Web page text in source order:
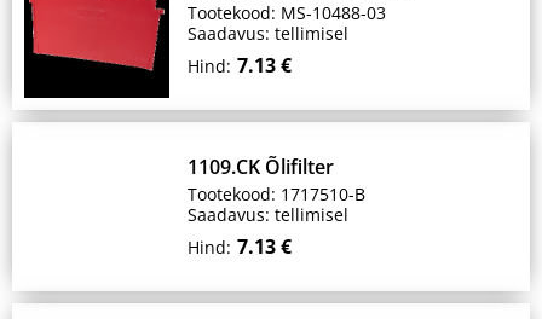
Tootekood: MS-10488-03
Saadavus: tellimisel
Hind: 7.13 €
1109.CK Õlifilter
Tootekood: 1717510-B
Saadavus: tellimisel
Hind: 7.13 €